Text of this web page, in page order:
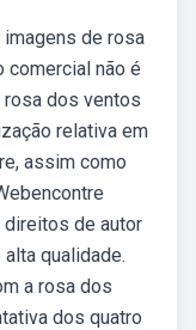
de rosa
comercial não é
dos ventos
relativa em
assim como
de autor
qualidade.
a rosa dos
dos quatro